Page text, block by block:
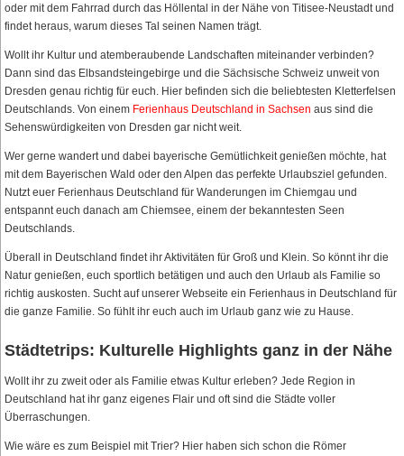
oder mit dem Fahrrad durch das Höllental in der Nähe von Titisee-Neustadt und
findet heraus, warum dieses Tal seinen Namen trägt.
Wollt ihr Kultur und atemberaubende Landschaften miteinander verbinden?
Dann sind das Elbsandsteingebirge und die Sächsische Schweiz unweit von
Dresden genau richtig für euch. Hier befinden sich die beliebtesten Kletterfelsen
Deutschlands. Von einem Ferienhaus Deutschland in Sachsen aus sind die
Sehenswürdigkeiten von Dresden gar nicht weit.
Wer gerne wandert und dabei bayerische Gemütlichkeit genießen möchte, hat
mit dem Bayerischen Wald oder den Alpen das perfekte Urlaubsziel gefunden.
Nutzt euer Ferienhaus Deutschland für Wanderungen im Chiemgau und
entspannt euch danach am Chiemsee, einem der bekanntesten Seen
Deutschlands.
Überall in Deutschland findet ihr Aktivitäten für Groß und Klein. So könnt ihr die
Natur genießen, euch sportlich betätigen und auch den Urlaub als Familie so
richtig auskosten. Sucht auf unserer Webseite ein Ferienhaus in Deutschland für
die ganze Familie. So fühlt ihr euch auch im Urlaub ganz wie zu Hause.
Städtetrips: Kulturelle Highlights ganz in der Nähe
Wollt ihr zu zweit oder als Familie etwas Kultur erleben? Jede Region in
Deutschland hat ihr ganz eigenes Flair und oft sind die Städte voller
Überraschungen.
Wie wäre es zum Beispiel mit Trier? Hier haben sich schon die Römer